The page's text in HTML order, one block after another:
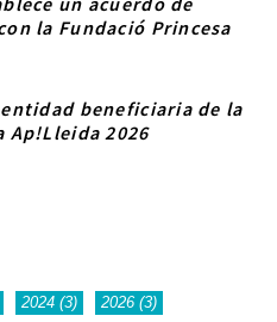
la Fundació Princesa
entidad beneficiaria de la
Ap!Lleida 2026
2024 (3) 2026 (3)